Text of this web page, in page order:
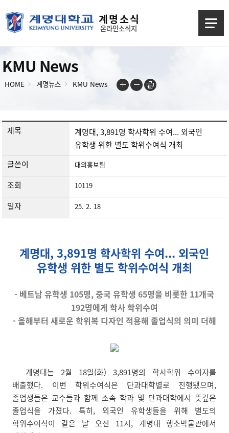
계 명 소 식
온라인소식지
KMU News
HOME 계명뉴스 KMU News
제목
계명대, 3,891명 학사학위 수여... 외국인
유학생 위한 별도 학위수여식 개최
글쓴이
대외홍보팀
조회 10119
일자 25. 2. 18
계명대, 3,891명 학사학위 수여... 외국인
유학생 위한 별도 학위수여식 개최
- 베트남 유학생 105명, 중국 유학생 65명을 비롯한 11개국
192명에게 학사 학위수여
- 올해부터 새로운 학위복 디자인 적용해 졸업식의 의미 더해
계명대는 2월 18일(화) 3,891명의 학사학위 수여자를
배출했다. 이번 학위수여식은 단과대학별로 진행됐으며,
졸업생들은 교수들과 함께 소속 학과 및 단과대학에서 뜻깊은
졸업식을 가졌다. 특히, 외국인 유학생들을 위해 별도의
학위수여식이 같은 날 오전 11시, 계명대 행소박물관에서